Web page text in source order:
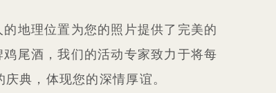
地理位置为您的照片提供了完美的
尾酒，我们的活动专家致力于将每
典，体现您的深情厚谊。